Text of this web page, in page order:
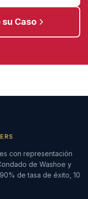
Caso
con representación
de Washoe y
de tasa de éxito, 10